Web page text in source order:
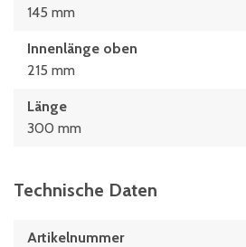
145 mm
Innenlänge oben
215 mm
Länge
300 mm
Technische Daten
Artikelnummer